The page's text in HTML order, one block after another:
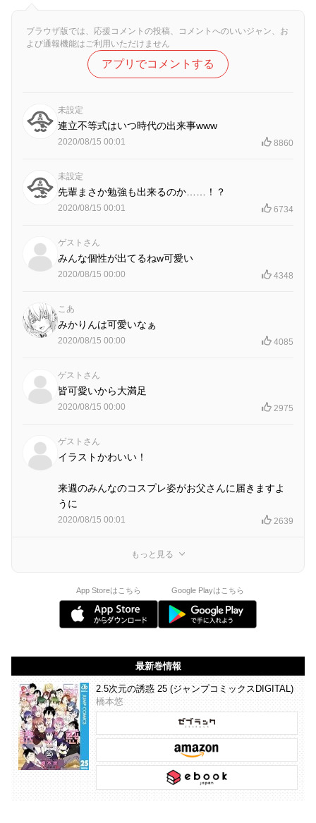
ブラウザ版では、応援コメントの投稿、コメントへのいいジャン、お
よび通報機能はご利用いただけません
アプリでコメントする
未設定
連立不等式はいつ時代の出来事www
2020/08/15 00:01 8860
未設定
先輩まさか勉強も出来るのか……！？
2020/08/15 00:01 6734
ゲストさん
みんな個性が出てるね‪w可愛い
2020/08/15 00:00 4348
こあ
みかりんは可愛いなぁ
2020/08/15 00:00 4085
ゲストさん
皆可愛いから大満足
2020/08/15 00:00 2975
ゲストさん
イラストかわいい！
来週のみんなのコスプレ姿がお父さんに届きますよ
うに
2020/08/15 00:01 2639
もっと見る
App Storeはこちら Google Playはこちら
最新巻情報
2.5次元の誘惑 25 (ジャンプコミックスDIGITAL)
橋本悠